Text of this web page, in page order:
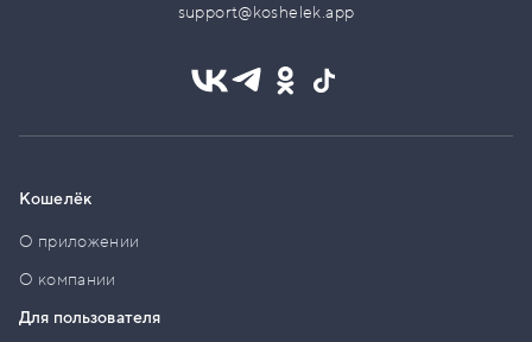
support@koshelek.app
Кошелёк
О приложении
О компании
Для пользователя